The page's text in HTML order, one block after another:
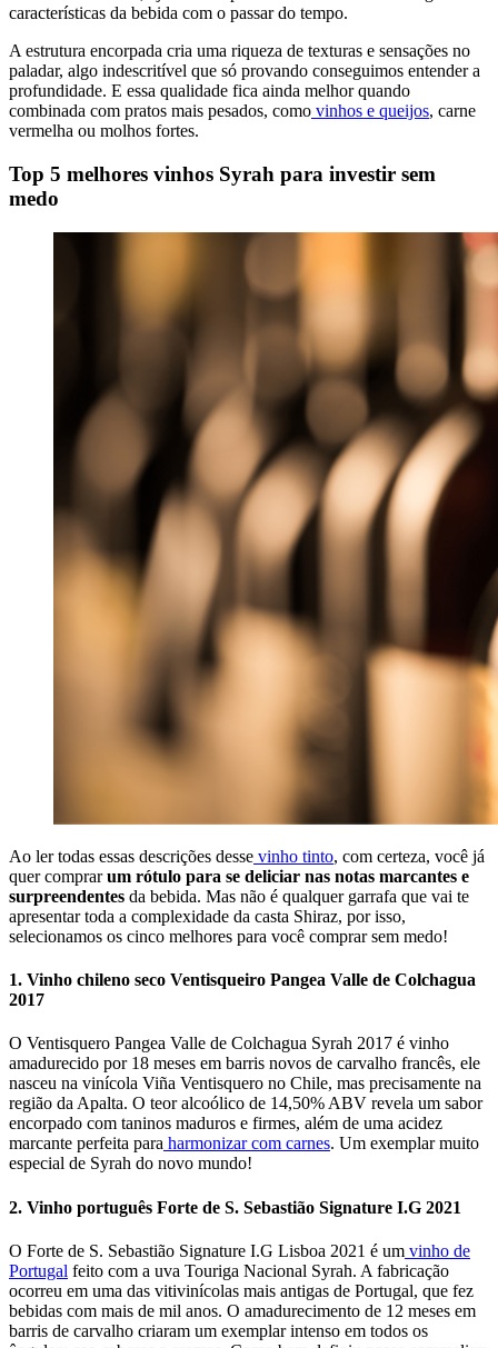
características da bebida com o passar do tempo.
A estrutura encorpada cria uma riqueza de texturas e sensações no
paladar, algo indescritível que só provando conseguimos entender a
profundidade. E essa qualidade fica ainda melhor quando
combinada com pratos mais pesados, como vinhos e queijos, carne
vermelha ou molhos fortes.
Top 5 melhores vinhos Syrah para investir sem
medo
Ao ler todas essas descrições desse vinho tinto, com certeza, você já
quer comprarum rótulo para se deliciar nas notas marcantes e
surpreendentes da bebida. Mas não é qualquer garrafa que vai te
apresentar toda a complexidade da casta Shiraz, por isso,
selecionamos os cinco melhores para você comprar sem medo!
1. Vinho chileno seco Ventisqueiro Pangea Valle de Colchagua
2017
O Ventisquero Pangea Valle de Colchagua Syrah 2017 é vinho
amadurecido por 18 meses em barris novos de carvalho francês, ele
nasceu na vinícola Viña Ventisquero no Chile, mas precisamente na
região da Apalta. O teor alcoólico de 14,50% ABV revela um sabor
encorpado com taninos maduros e firmes, além de uma acidez
marcante perfeita para harmonizar com carnes. Um exemplar muito
especial de Syrah do novo mundo!
2. Vinho português Forte de S. Sebastião Signature I.G 2021
O Forte de S. Sebastião Signature I.G Lisboa 2021 é um vinho de
Portugal feito com a uva Touriga Nacional Syrah. A fabricação
ocorreu em uma das vitivinícolas mais antigas de Portugal, que fez
bebidas com mais de mil anos. O amadurecimento de 12 meses em
barris de carvalho criaram um exemplar intenso em todos os